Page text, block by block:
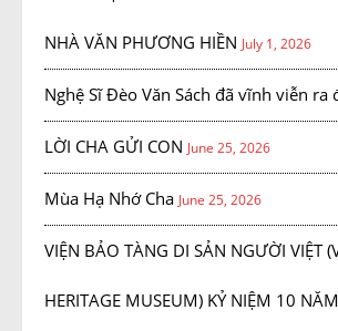
NHÀ VĂN PHƯƠNG HIỀN July 1, 2026
Nghệ Sĩ Đèo Văn Sách đã vĩnh viễn ra
LỜI CHA GỬI CON June 25, 2026
Mùa Hạ Nhớ Cha June 25, 2026
VIỆN BẢO TÀNG DI SẢN NGƯỜI VIỆT
HERITAGE MUSEUM) KỶ NIỆM 10